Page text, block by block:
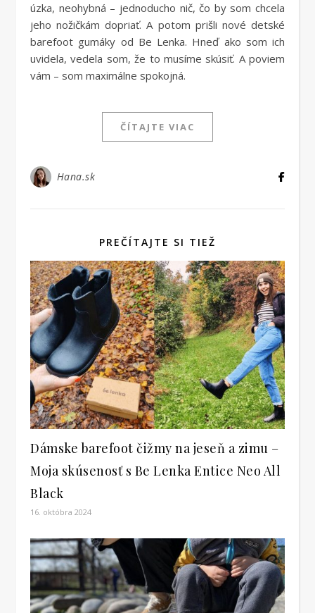
úzka, neohybná – jednoducho nič, čo by som chcela
jeho nožičkám dopriať. A potom prišli nové detské
barefoot gumáky od Be Lenka. Hneď ako som ich
uvidela, vedela som, že to musíme skúsiť. A poviem
vám – som maximálne spokojná.
ČÍTAJTE VIAC
Hana.sk
PREČÍTAJTE SI TIEŽ
Dámske barefoot čižmy na jeseň a zimu –
Moja skúsenosť s Be Lenka Entice Neo All
Black
16. októbra 2024